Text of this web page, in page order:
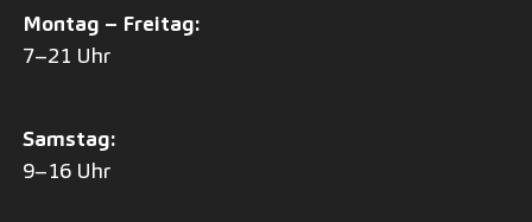
Montag – Freitag:
7–21 Uhr
Samstag:
9–16 Uhr